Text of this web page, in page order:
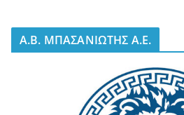
A.B. ΜΠΑΣΑΝΙΩΤΗΣ Α.Ε.